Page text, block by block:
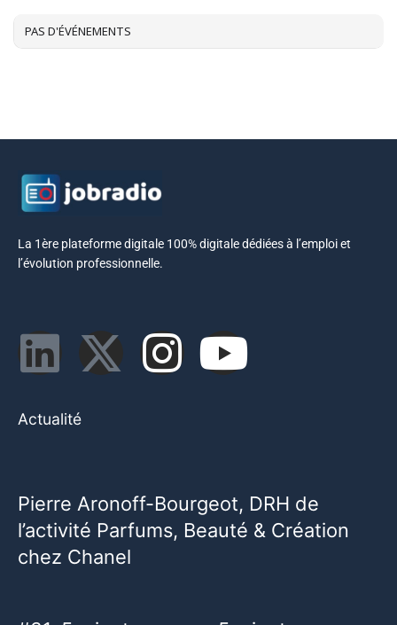
PAS D'ÉVÉNEMENTS
La 1ère plateforme digitale 100% digitale dédiées à l’emploi et
l’évolution professionnelle.
Actualité
Pierre Aronoff-Bourgeot, DRH de
l’activité Parfums, Beauté & Création
chez Chanel